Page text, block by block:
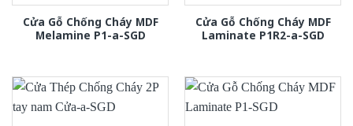
Cửa Gỗ Chống Cháy MDF
Melamine P1-a-SGD
Cửa Gỗ Chống Cháy MDF
Laminate P1R2-a-SGD